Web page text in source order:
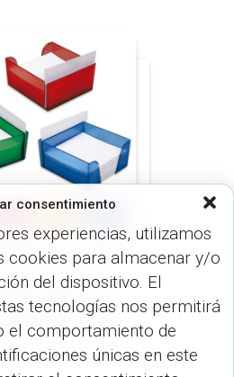
consentimiento
experiencias, utilizamos
cookies para almacenar y/o
del dispositivo. El
tecnologías nos permitirá
el comportamiento de
únicas en este
OFICINA (OFICINA)
Frost con
OF-41N